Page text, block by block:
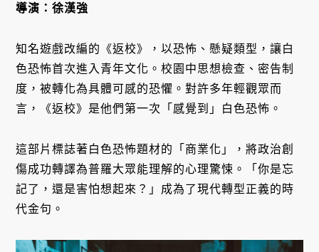
導演：徐漢強
知名遊戲改編的《返校》，以恐怖、懸疑類型，讓白
色恐怖首次進入青年文化。校園中思想檢查、密告制
度，被轉化為具體可感的恐懼。對許多年輕觀眾而
言，《返校》是他們第一次「感覺到」白色恐怖。
這部片標誌著白色恐怖題材的「商業化」，將政治創
傷成功轉譯為普羅大眾能理解的心理驚悚。「你是忘
記了，還是害怕想起來？」成為了現代轉型正義的時
代金句。